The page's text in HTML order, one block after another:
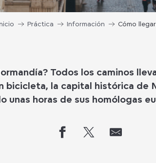
Práctica Información Cómo
Todos los caminos
bicicleta, la capital histórica de
unas horas de sus homólogas